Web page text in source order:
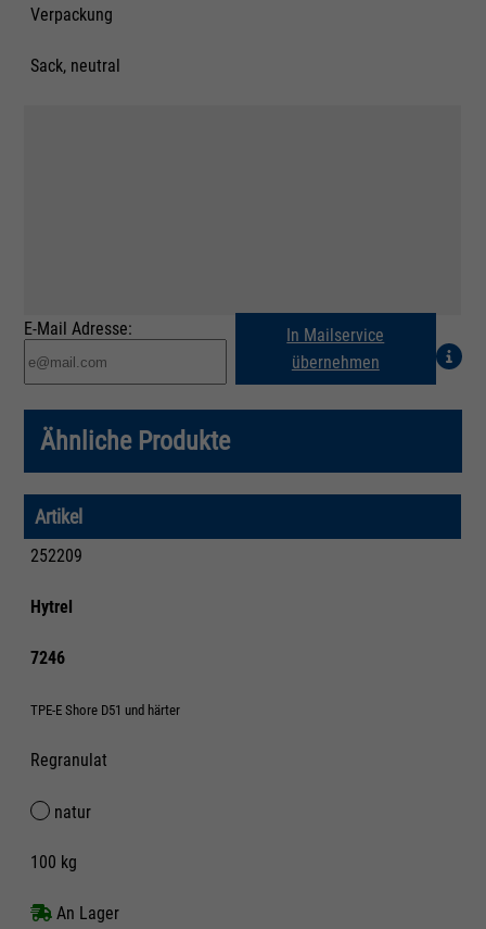
Verpackung
Sack, neutral
E-Mail Adresse:
In Mailservice
übernehmen
Ähnliche Produkte
Artikel
252209
Hytrel
7246
TPE-E Shore D51 und härter
Regranulat
natur
100 kg
An Lager